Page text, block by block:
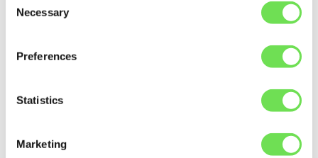
Selection
Necessary
Preferences
Statistics
Marketing
Die Herausforderung: Gemeinsame
Trotz dieses Potenzials kann kein Unternehmen
Die notwendigen Daten sind über das gesamte
Betreiber
besitzen die detaillierten Betriebs-